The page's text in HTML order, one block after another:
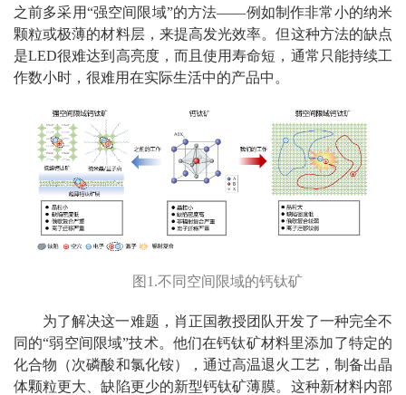
之前多采用“强空间限域”的方法——例如制作非常小的纳米
颗粒或极薄的材料层，来提高发光效率。但这种方法的缺点
是LED很难达到高亮度，而且使用寿命短，通常只能持续工
作数小时，很难用在实际生活中的产品中。
图1.不同空间限域的钙钛矿
为了解决这一难题，肖正国教授团队开发了一种完全不
同的“弱空间限域”技术。他们在钙钛矿材料里添加了特定的
化合物（次磷酸和氯化铵），通过高温退火工艺，制备出晶
体颗粒更大、缺陷更少的新型钙钛矿薄膜。这种新材料内部